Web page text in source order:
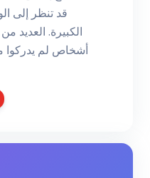
قد تنظر إلى
الكبيرة. العديد
أشخاص لم يدركوا